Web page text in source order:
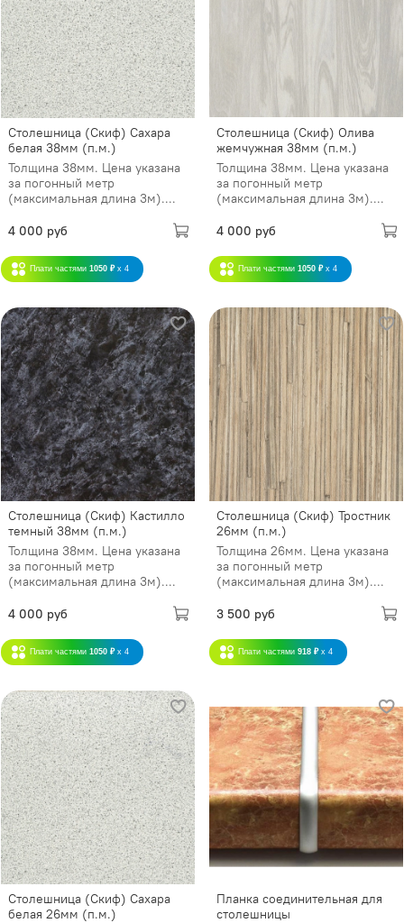
Столешница (Скиф) Сахара
белая 38мм (п.м.)
Толщина 38мм. Цена указана
за погонный метр
(максимальная длина 3м)....
4 000 руб
Плати частями 1050 ₽ x 4
Столешница (Скиф) Олива
жемчужная 38мм (п.м.)
Толщина 38мм. Цена указана
за погонный метр
(максимальная длина 3м)....
4 000 руб
Плати частями 1050 ₽ x 4
Столешница (Скиф) Кастилло
темный 38мм (п.м.)
Толщина 38мм. Цена указана
за погонный метр
(максимальная длина 3м)....
4 000 руб
Плати частями 1050 ₽ x 4
Столешница (Скиф) Тростник
26мм (п.м.)
Толщина 26мм. Цена указана
за погонный метр
(максимальная длина 3м)....
3 500 руб
Плати частями 918 ₽ x 4
Столешница (Скиф) Сахара
белая 26мм (п.м.)
Планка соединительная для
столешницы